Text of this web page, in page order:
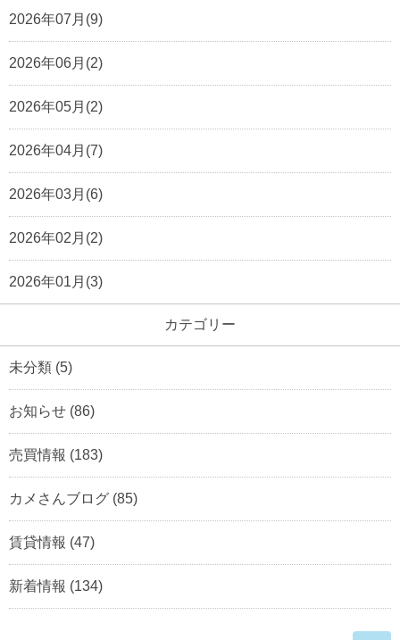
2026年07月(9)
2026年06月(2)
2026年05月(2)
2026年04月(7)
2026年03月(6)
2026年02月(2)
2026年01月(3)
カテゴリー
未分類 (5)
お知らせ (86)
売買情報 (183)
カメさんブログ (85)
賃貸情報 (47)
新着情報 (134)